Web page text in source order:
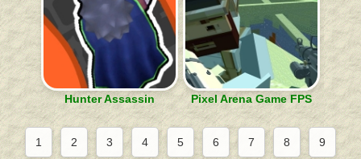
Hunter Assassin Pixel Arena Game FPS
1 2 3 4 5 6 7 8 9